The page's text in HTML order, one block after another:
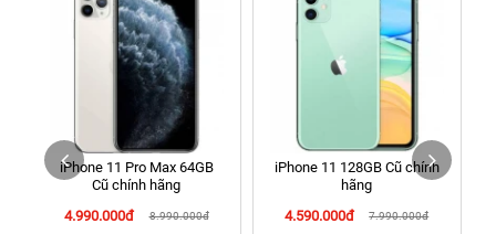
256 Võ Văn Ngân, Thủ Đức, Hồ Chí Minh (Bình Thọ, TP. Thủ
70 Nguyễn An Ninh, Dĩ An, Hồ Chí Minh (Bình Dương Cũ)
24h Vũng Tàu: 162A Ba Cu, Vũng Tàu, Hồ Chí Minh (TP. Vũng
Tàu cũ)
198 Hoàng Văn Thụ, Tân Sơn Nhất, Hồ Chí Minh (Tân Bình
iPhone 11 Pro Max 64GB
Cũ chính hãng
4.990.000đ
8.990.000đ
iPhone 11 128GB Cũ chính
hãng
4.590.000đ
7.990.000đ